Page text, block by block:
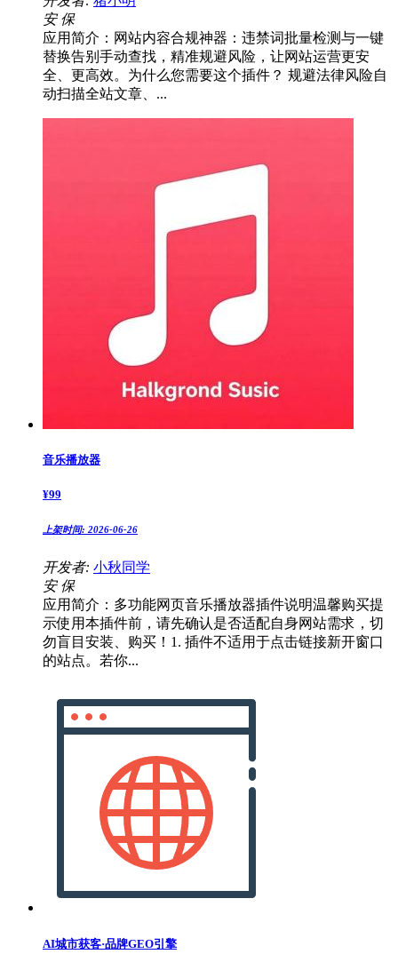
安 保
应用简介：网站内容合规神器：违禁词批量检测与一键
替换告别手动查找，精准规避风险，让网站运营更安
全、更高效。为什么您需要这个插件？ 规避法律风险自
动扫描全站文章、...
音乐播放器
¥99
上架时间: 2026-06-26
开发者: 小秋同学
安 保
应用简介：多功能网页音乐播放器插件说明温馨购买提
示使用本插件前，请先确认是否适配自身网站需求，切
勿盲目安装、购买！1. 插件不适用于点击链接新开窗口
的站点。若你...
AI城市获客·品牌GEO引擎